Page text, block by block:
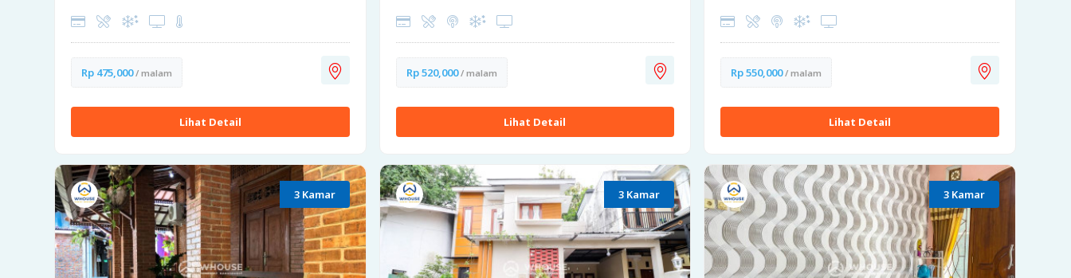
Rp 475,000/ malam
Lihat Detail
Rp 520,000/ malam
Lihat Detail
Rp 550,000/ malam
Lihat Detail
3 Kamar 3 Kamar 3 Kamar